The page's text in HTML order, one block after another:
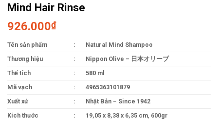
Mind Hair Rinse
926.000₫
Tên sản phẩm :
Natural Mind Shampoo
Thương hiệu
:
Nippon Olive – 日本オリーブ
Thể tích
:
580 ml
Mã vạch
:
4965363101879
Xuất xứ
:
Nhật Bản – Since 1942
Kích thước
: ‎‎‎19,05 x 8,38 x 6,35 cm 600gr